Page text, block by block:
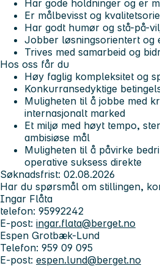
Har gode holdninger og er
Er målbevisst og
Har godt humør og stå-på-
Jobber løsningsorientert og
Trives med samarbeid og
Hos oss får du
Høy faglig kompleksitet og
Konkurransedyktige
Muligheten til å jobbe med
internasjonalt marked
Et miljø med høyt tempo,
ambisiøse mål
Muligheten til å påvirke
operative suksess direkte
Søknadsfrist: 02.08.2026
Har du spørsmål om stillingen,
Ingar Flåta
telefon: 95992242
E-post: ingar.flata@berget.no
Espen Grotbæk-Lund
Telefon: 959 09 095
E-post: espen.lund@berget.no